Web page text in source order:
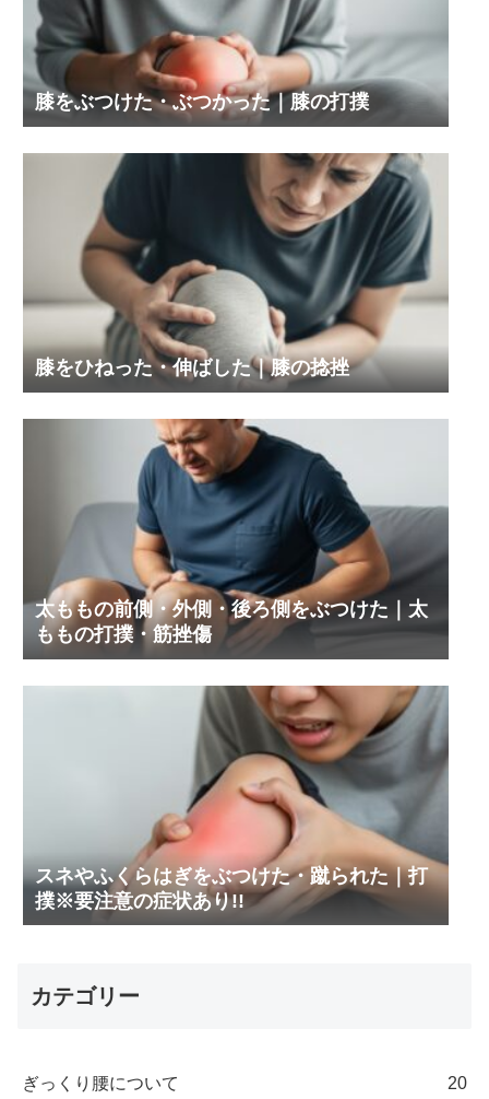
膝をぶつけた・ぶつかった｜膝の打撲
膝をひねった・伸ばした｜膝の捻挫
太ももの前側・外側・後ろ側をぶつけた｜太
ももの打撲・筋挫傷
スネやふくらはぎをぶつけた・蹴られた｜打
撲※要注意の症状あり!!
カテゴリー
ぎっくり腰について 20